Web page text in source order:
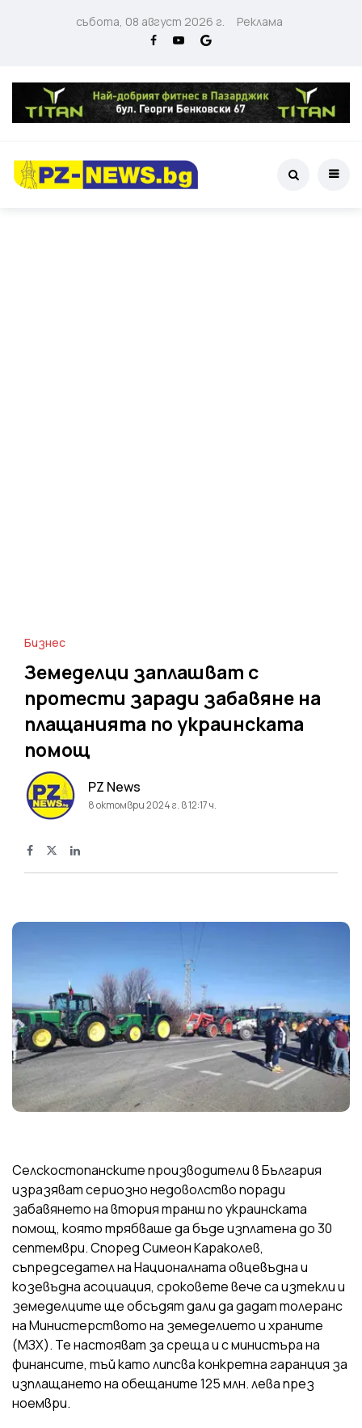
събота, 08 август 2026 г. Реклама
Бизнес
Земеделци заплашват с
протести заради забавяне на
плащанията по украинската
помощ
PZ News
8 октомври 2024 г. в 12:17 ч.
Селскостопанските производители в България
изразяват сериозно недоволство поради
забавянето на втория транш по украинската
помощ, която трябваше да бъде изплатена до 30
септември. Според Симеон Караколев,
съпредседател на Националната овцевъдна и
козевъдна асоциация, сроковете вече са изтекли и
земеделците ще обсъдят дали да дадат толеранс
на Министерството на земеделието и храните
(МЗХ). Те настояват за среща и с министъра на
финансите, тъй като липсва конкретна гаранция за
изплащането на обещаните 125 млн. лева през
ноември.